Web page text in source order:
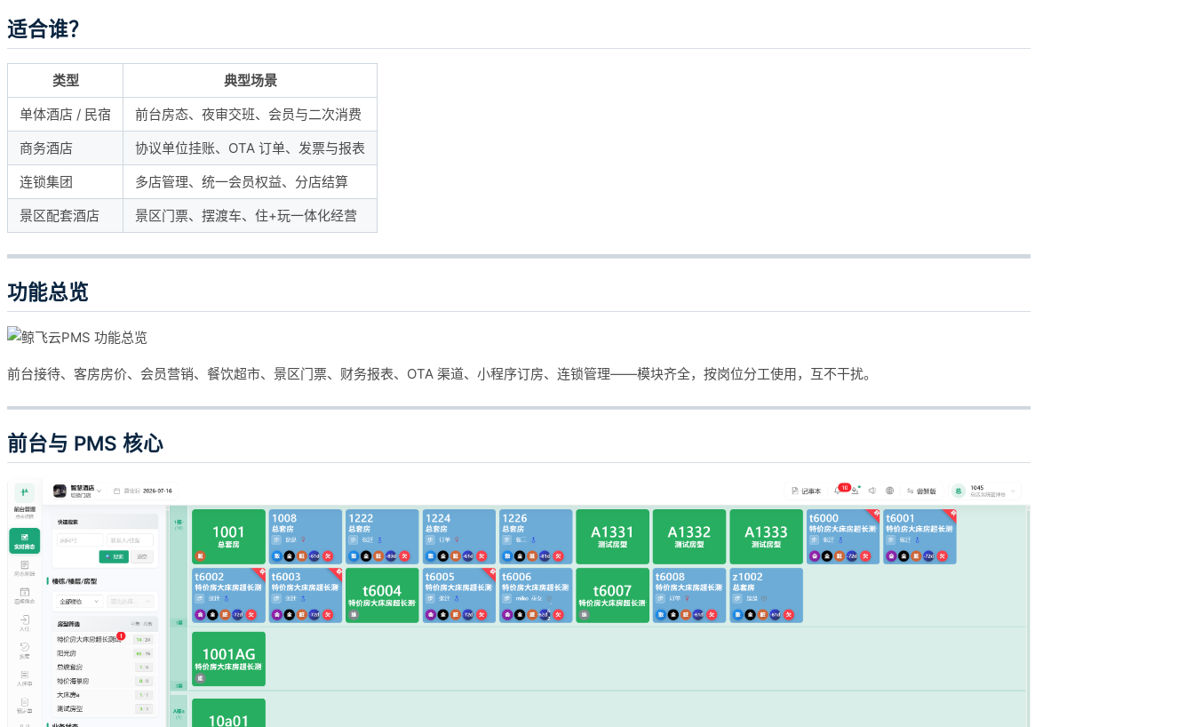
适合谁？
类型
典型场景
单体酒店 / 民宿
前台房态、夜审交班、会员与二次消费
商务酒店
协议单位挂账、OTA 订单、发票与报表
连锁集团
多店管理、统一会员权益、分店结算
景区配套酒店
景区门票、摆渡车、住+玩一体化经营
功能总览
前台接待、客房房价、会员营销、餐饮超市、景区门票、财务报表、OTA 渠道、小程序订房、连锁管理——模块齐全，按岗位分工使用，互不干扰。
前台与 PMS 核心